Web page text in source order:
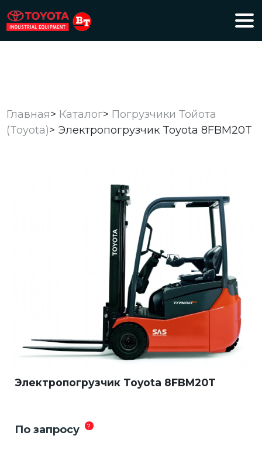
Главная> Каталог> Погрузчики Тойота
(Toyota)> Электропогрузчик Toyota 8FBM20T
Электропогрузчик Toyota 8FBM20T
По запросу ?